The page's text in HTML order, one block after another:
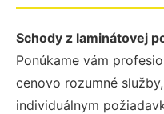
Schody z laminátovej
Ponúkame vám
cenovo rozumné
individuálnym